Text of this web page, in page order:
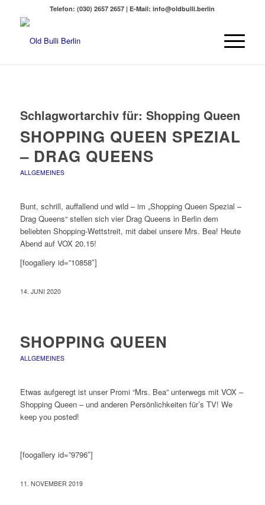
Telefon: (030) 2657 2657 | E-Mail: info@oldbulli.berlin
Schlagwortarchiv für: Shopping Queen
SHOPPING QUEEN SPEZIAL
– DRAG QUEENS
ALLGEMEINES
Bunt, schrill, auffallend und wild – im „Shopping Queen Spezial –
Drag Queens“ stellen sich vier Drag Queens in Berlin dem
beliebten Shopping-Wettstreit, mit dabei unsere Mrs. Bea! Heute
Abend auf VOX 20.15!
[foogallery id=”10858″]
14. JUNI 2020
SHOPPING QUEEN
ALLGEMEINES
Etwas aufgeregt ist unser Promi “Mrs. Bea” unterwegs mit VOX –
Shopping Queen – und anderen Persönlichkeiten für’s TV! We
keep you posted!
[foogallery id=”9796″]
11. NOVEMBER 2019